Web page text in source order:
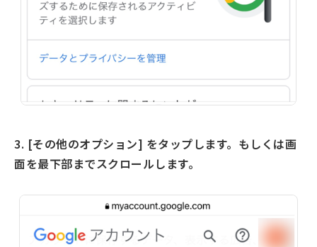
3. [その他のオプション] をタップします。もしくは画
面を最下部までスクロールします。